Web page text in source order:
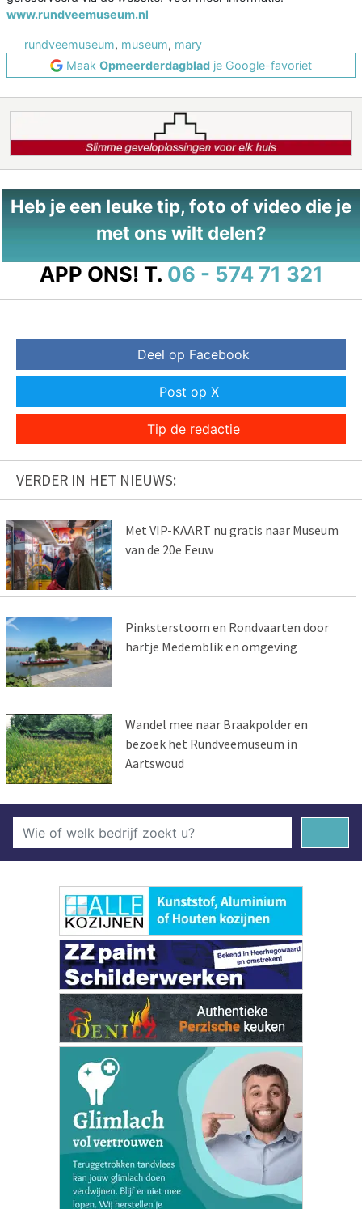
www.rundveemuseum.nl
rundveemuseum, museum, mary
Maak Opmeerderdagblad je Google-favoriet
Heb je een leuke tip, foto of video die je
met ons wilt delen?
APP ONS! T. 06 - 574 71 321
Deel op Facebook
Post op X
Tip de redactie
VERDER IN HET NIEUWS:
Met VIP-KAART nu gratis naar Museum
van de 20e Eeuw
Pinksterstoom en Rondvaarten door
hartje Medemblik en omgeving
Wandel mee naar Braakpolder en
bezoek het Rundveemuseum in
Aartswoud